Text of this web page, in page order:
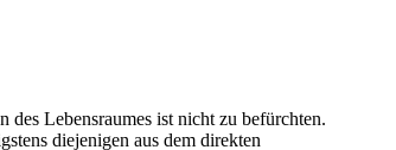
Lebensraumes ist nicht zu befürchten.
diejenigen aus dem direkten